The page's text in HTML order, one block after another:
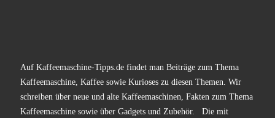
Auf Kaffeemaschine-Tipps.de findet man Beiträge zum Thema
Kaffeemaschine, Kaffee sowie Kurioses zu diesen Themen. Wir
schreiben über neue und alte Kaffeemaschinen, Fakten zum Thema
Kaffeemaschine sowie über Gadgets und Zubehör. Die mit